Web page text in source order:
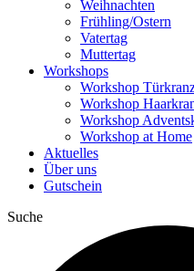
Weihnachten
Frühling/Ostern
Vatertag
Muttertag
Workshops
Workshop
Workshop
Workshop
Workshop at Home
Aktuelles
Über uns
Gutschein
Suche